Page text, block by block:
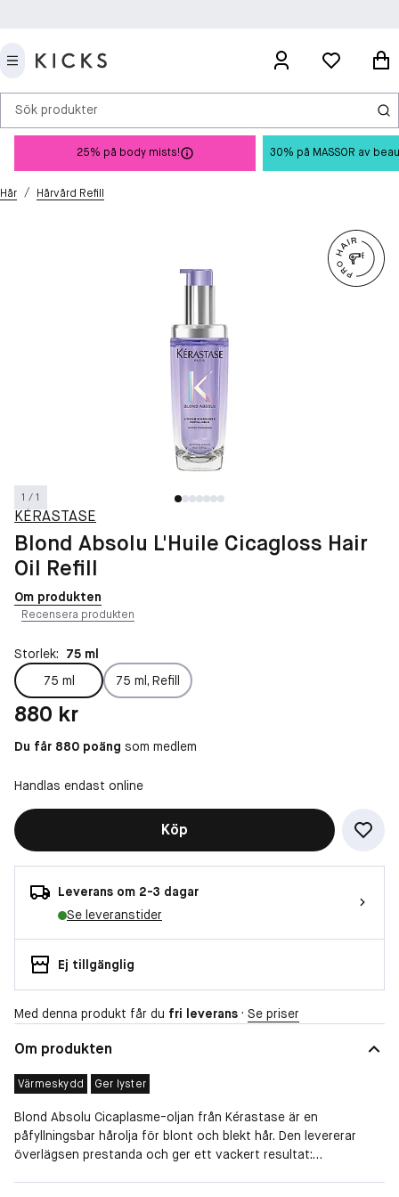
Sök produkter
25% på body mists! 30% på MASSOR av
Hår / Hårvård Refill
1 / 1
KÉRASTASE
Blond Absolu L'Huile Cicagloss Hair
Oil Refill
Om produkten
Recensera produkten
Storlek: 75 ml
75 ml
75 ml, Refill
Pris: 880 kr
880 kr
Du får 880 poäng som medlem
Handlas endast online
Köp
Leverans om 2-3 dagar
Se leveranstider
Ej tillgänglig
Med denna produkt får du fri leverans · Se priser
Om produkten
Värmeskydd Ger lyster
Blond Absolu Cicaplasme-oljan från Kérastase är en
påfyllningsbar hårolja för blont och blekt hår. Den levererar
överlägsen prestanda och ger ett vackert resultat: